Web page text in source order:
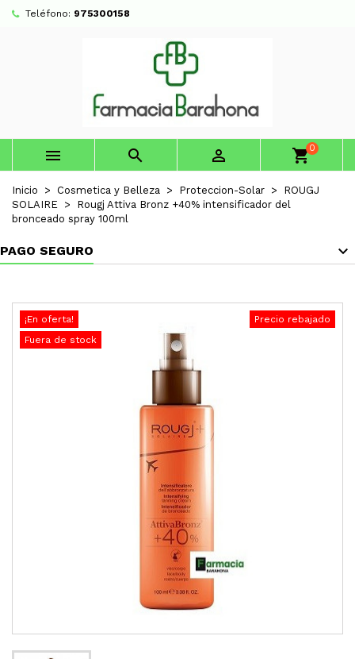
Teléfono: 975300158
   shopping_cart0
Inicio Cosmetica y Belleza Proteccion-Solar
ROUGJ
SOLAIRE
Rougj Attiva Bronz +40% intensificador del
bronceado spray 100ml
PAGO SEGURO
¡En oferta!
Precio rebajado
Fuera de stock